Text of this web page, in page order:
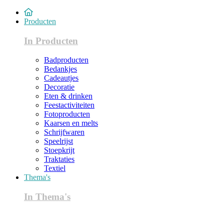
Producten
In Producten
Badproducten
Bedankjes
Cadeautjes
Decoratie
Eten & drinken
Feestactiviteiten
Fotoproducten
Kaarsen en melts
Schrijfwaren
Speelrijst
Stoepkrijt
Traktaties
Textiel
Thema's
In Thema's